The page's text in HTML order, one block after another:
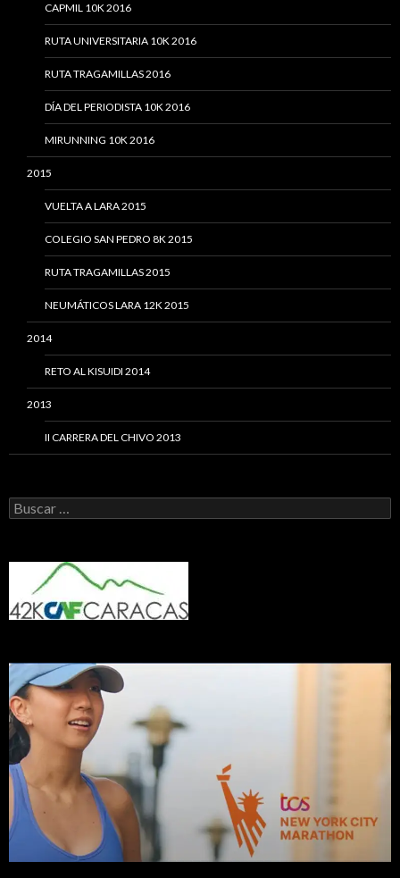
CAPMIL 10K 2016
RUTA UNIVERSITARIA 10K 2016
RUTA TRAGAMILLAS 2016
DÍA DEL PERIODISTA 10K 2016
MIRUNNING 10K 2016
2015
VUELTA A LARA 2015
COLEGIO SAN PEDRO 8K 2015
RUTA TRAGAMILLAS 2015
NEUMÁTICOS LARA 12K 2015
2014
RETO AL KISUIDI 2014
2013
II CARRERA DEL CHIVO 2013
Buscar: